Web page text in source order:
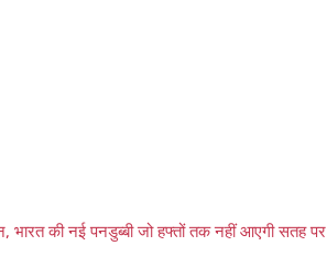
की नई पनडुब्बी जो हफ्तों तक नहीं आएगी सतह पर